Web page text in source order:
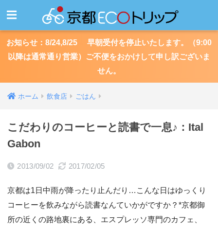
お知らせ：8/24,8/25 早朝受付を停止いたします。（9:00
以降は通常通り営業）ご不便をおかけして申し訳ございま
せん。
ホーム 飲食店 ごはん
こだわりのコーヒーと読書で一息♪：Ital
Gabon
2013/09/02 2017/02/05
京都は1日中雨が降ったり止んだり…こんな日はゆっくり
コーヒーを飲みながら読書なんていかがですか？*京都御
所の近くの路地裏にある、エスプレッソ専門のカフェ、